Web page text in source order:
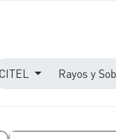
CITEL Rayos y